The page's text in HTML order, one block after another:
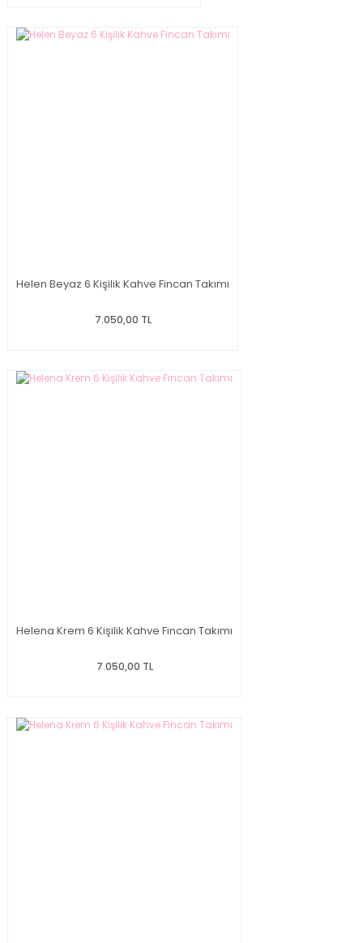
Helen Beyaz 6 Kişilik Kahve Fincan Takımı
7.050,00 TL
Helena Krem 6 Kişilik Kahve Fincan Takımı
7.050,00 TL